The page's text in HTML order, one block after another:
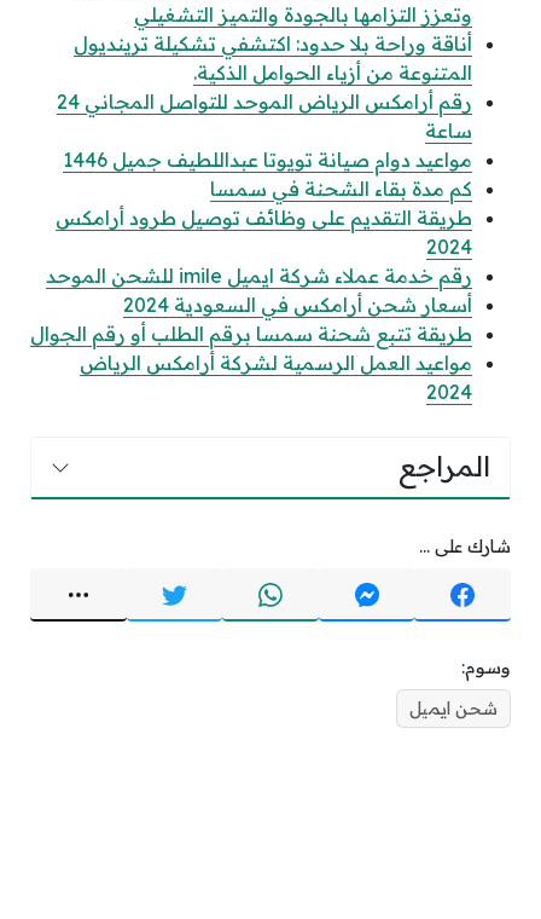
وتعزز التزامها بالجودة والتميز التشغيلي
أناقة وراحة بلا حدود: اكتشفي تشكيلة ترينديول
المتنوعة من أزياء الحوامل الذكية.
رقم أرامكس الرياض الموحد للتواصل المجاني 24
ساعة
مواعيد دوام صيانة تويوتا عبداللطيف جميل 1446
كم مدة بقاء الشحنة في سمسا
طريقة التقديم على وظائف توصيل طرود أرامكس
2024
رقم خدمة عملاء شركة ايميل imile للشحن الموحد
أسعار شحن أرامكس في السعودية 2024
طريقة تتبع شحنة سمسا برقم الطلب أو رقم الجوال
مواعيد العمل الرسمية لشركة أرامكس الرياض
2024
المراجع
شارك على ...
وسوم:
شحن ايميل